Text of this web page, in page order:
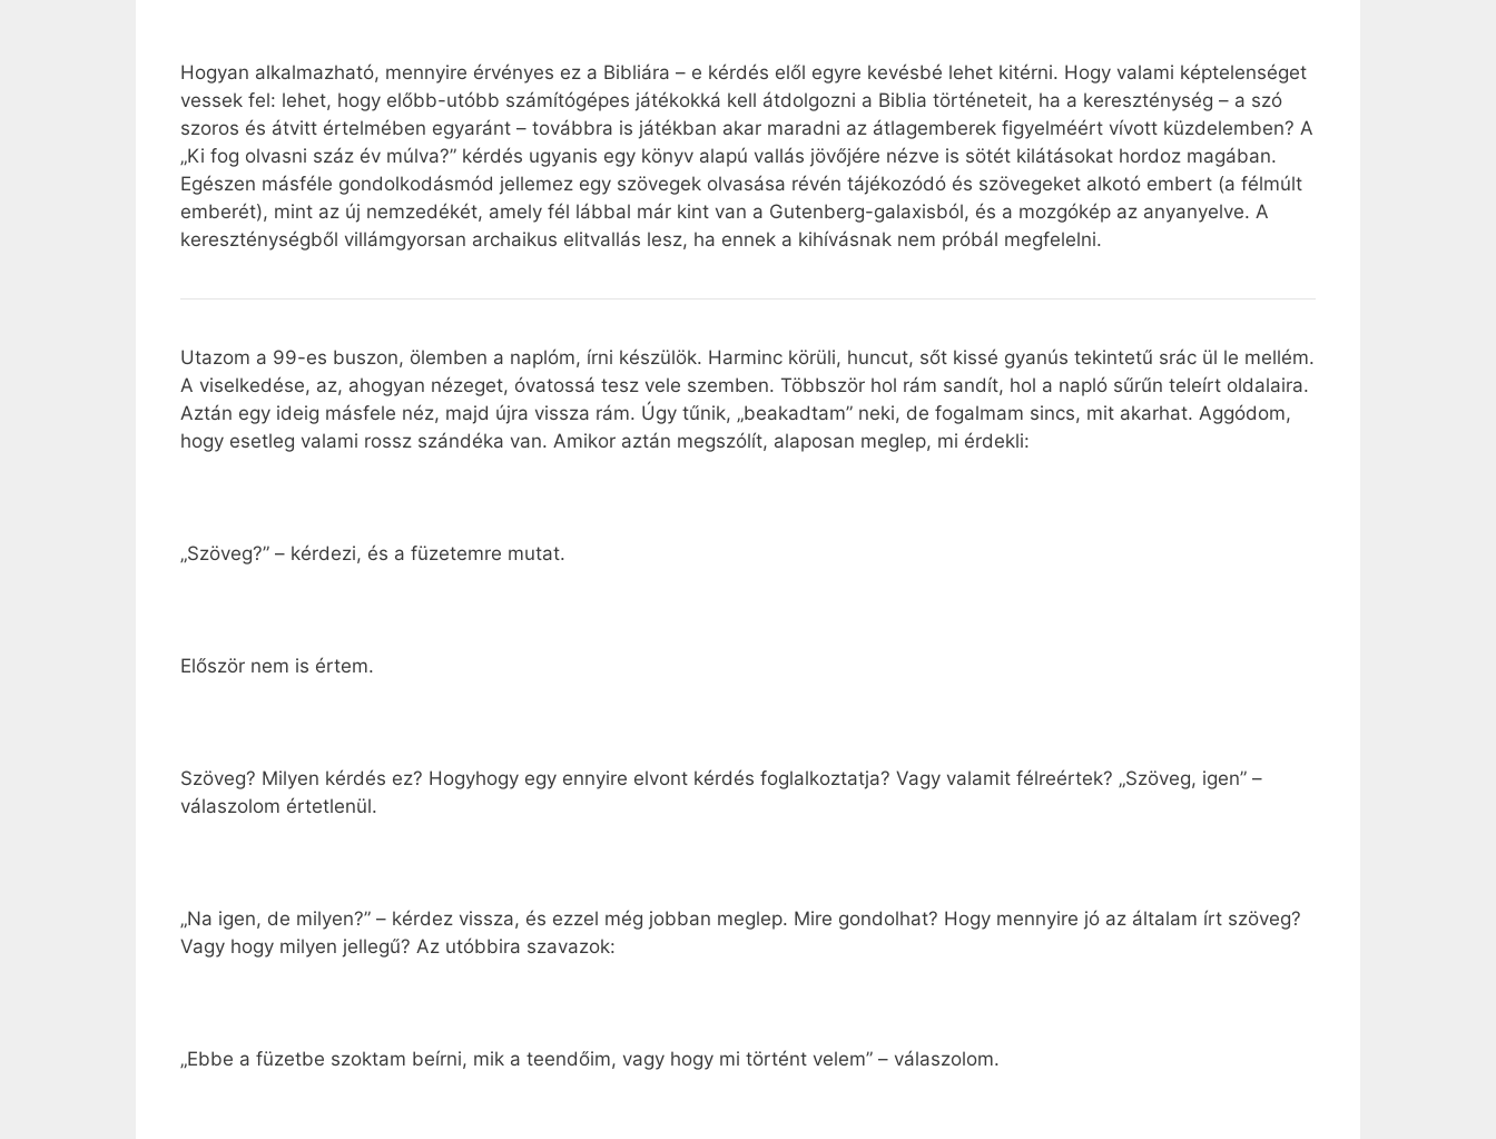
Hogyan alkalmazható, mennyire érvényes ez a Bibliára – e kérdés elől egyre kevésbé lehet kitérni. Hogy valami képtelenséget
vessek fel: lehet, hogy előbb-utóbb számítógépes játékokká kell átdolgozni a Biblia történeteit, ha a kereszténység – a szó
szoros és átvitt értelmében egyaránt – továbbra is játékban akar maradni az átlagemberek figyelméért vívott küzdelemben? A
„Ki fog olvasni száz év múlva?” kérdés ugyanis egy könyv alapú vallás jövőjére nézve is sötét kilátásokat hordoz magában.
Egészen másféle gondolkodásmód jellemez egy szövegek olvasása révén tájékozódó és szövegeket alkotó embert (a félmúlt
emberét), mint az új nemzedékét, amely fél lábbal már kint van a Gutenberg-galaxisból, és a mozgókép az anyanyelve. A
kereszténységből villámgyorsan archaikus elitvallás lesz, ha ennek a kihívásnak nem próbál megfelelni.
Utazom a 99-es buszon, ölemben a naplóm, írni készülök. Harminc körüli, huncut, sőt kissé gyanús tekintetű srác ül le mellém.
A viselkedése, az, ahogyan nézeget, óvatossá tesz vele szemben. Többször hol rám sandít, hol a napló sűrűn teleírt oldalaira.
Aztán egy ideig másfele néz, majd újra vissza rám. Úgy tűnik, „beakadtam” neki, de fogalmam sincs, mit akarhat. Aggódom,
hogy esetleg valami rossz szándéka van. Amikor aztán megszólít, alaposan meglep, mi érdekli:
„Szöveg?” – kérdezi, és a füzetemre mutat.
Először nem is értem.
Szöveg? Milyen kérdés ez? Hogyhogy egy ennyire elvont kérdés foglalkoztatja? Vagy valamit félreértek? „Szöveg, igen” –
válaszolom értetlenül.
„Na igen, de milyen?” – kérdez vissza, és ezzel még jobban meglep. Mire gondolhat? Hogy mennyire jó az általam írt szöveg?
Vagy hogy milyen jellegű? Az utóbbira szavazok:
„Ebbe a füzetbe szoktam beírni, mik a teendőim, vagy hogy mi történt velem” – válaszolom.